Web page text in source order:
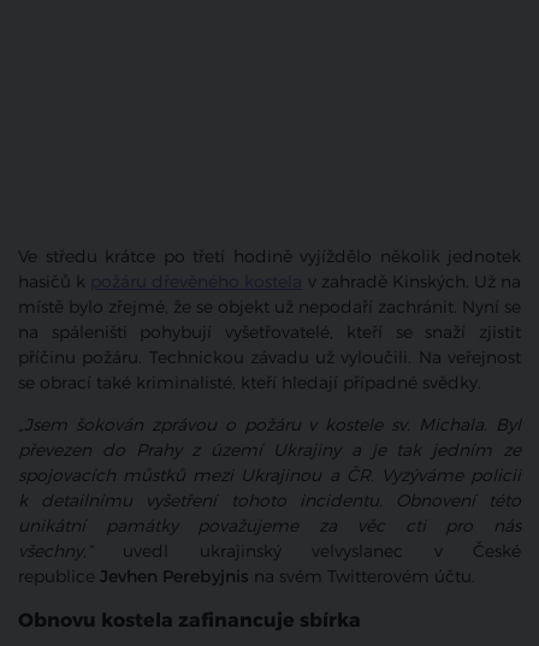
Ve středu krátce po třetí hodině vyjíždělo několik jednotek
hasičů k
požáru dřevěného kostela
v zahradě Kinských. Už na
místě bylo zřejmé, že se objekt už nepodaří zachránit. Nyní se
na spáleništi pohybují vyšetřovatelé, kteří se snaží zjistit
příčinu požáru. Technickou závadu už vyloučili. Na veřejnost
se obrací také kriminalisté, kteří hledají případné svědky.
„Jsem šokován zprávou o požáru v kostele sv. Michala. Byl
převezen do Prahy z území Ukrajiny a je tak jedním ze
spojovacích můstků mezi Ukrajinou a ČR. Vyzýváme policii
k detailnímu vyšetření tohoto incidentu. Obnovení této
unikátní památky považujeme za věc cti pro nás
všechny,“ uvedl ukrajinský velvyslanec v České
republice Jevhen Perebyjnis na svém Twitterovém účtu.
Obnovu kostela zafinancuje sbírka